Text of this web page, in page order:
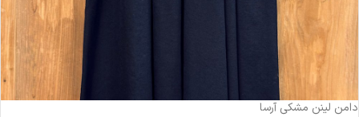
دامن لینن مشکی آرسا